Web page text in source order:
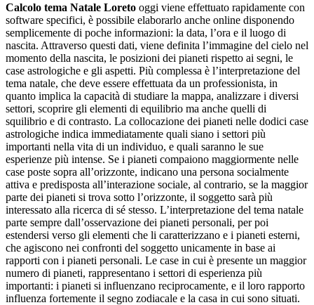
Calcolo tema Natale Loreto oggi viene effettuato rapidamente con
software specifici, è possibile elaborarlo anche online disponendo
semplicemente di poche informazioni: la data, l’ora e il luogo di
nascita. Attraverso questi dati, viene definita l’immagine del cielo nel
momento della nascita, le posizioni dei pianeti rispetto ai segni, le
case astrologiche e gli aspetti. Più complessa è l’interpretazione del
tema natale, che deve essere effettuata da un professionista, in
quanto implica la capacità di studiare la mappa, analizzare i diversi
settori, scoprire gli elementi di equilibrio ma anche quelli di
squilibrio e di contrasto. La collocazione dei pianeti nelle dodici case
astrologiche indica immediatamente quali siano i settori più
importanti nella vita di un individuo, e quali saranno le sue
esperienze più intense. Se i pianeti compaiono maggiormente nelle
case poste sopra all’orizzonte, indicano una persona socialmente
attiva e predisposta all’interazione sociale, al contrario, se la maggior
parte dei pianeti si trova sotto l’orizzonte, il soggetto sarà più
interessato alla ricerca di sé stesso. L’interpretazione del tema natale
parte sempre dall’osservazione dei pianeti personali, per poi
estendersi verso gli elementi che li caratterizzano e i pianeti esterni,
che agiscono nei confronti del soggetto unicamente in base ai
rapporti con i pianeti personali. Le case in cui è presente un maggior
numero di pianeti, rappresentano i settori di esperienza più
importanti: i pianeti si influenzano reciprocamente, e il loro rapporto
influenza fortemente il segno zodiacale e la casa in cui sono situati.